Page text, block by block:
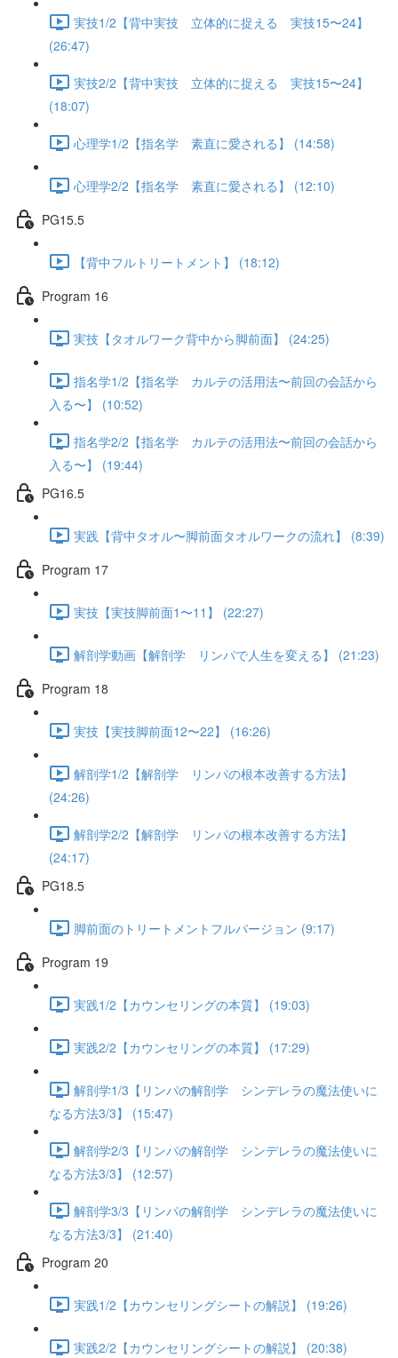
実技1/2【背中実技 立体的に捉える 実技15〜24】
(26:47)
実技2/2【背中実技 立体的に捉える 実技15〜24】
(18:07)
心理学1/2【指名学 素直に愛される】 (14:58)
心理学2/2【指名学 素直に愛される】 (12:10)
PG15.5
【背中フルトリートメント】 (18:12)
Program 16
実技【タオルワーク背中から脚前面】 (24:25)
指名学1/2【指名学 カルテの活用法〜前回の会話から
入る〜】 (10:52)
指名学2/2【指名学 カルテの活用法〜前回の会話から
入る〜】 (19:44)
PG16.5
実践【背中タオル〜脚前面タオルワークの流れ】 (8:39)
Program 17
実技【実技脚前面1〜11】 (22:27)
解剖学動画【解剖学 リンパで人生を変える】 (21:23)
Program 18
実技【実技脚前面12〜22】 (16:26)
解剖学1/2【解剖学 リンパの根本改善する方法】
(24:26)
解剖学2/2【解剖学 リンパの根本改善する方法】
(24:17)
PG18.5
脚前面のトリートメントフルバージョン (9:17)
Program 19
実践1/2【カウンセリングの本質】 (19:03)
実践2/2【カウンセリングの本質】 (17:29)
解剖学1/3【リンパの解剖学 シンデレラの魔法使いに
なる方法3/3】 (15:47)
解剖学2/3【リンパの解剖学 シンデレラの魔法使いに
なる方法3/3】 (12:57)
解剖学3/3【リンパの解剖学 シンデレラの魔法使いに
なる方法3/3】 (21:40)
Program 20
実践1/2【カウンセリングシートの解説】 (19:26)
実践2/2【カウンセリングシートの解説】 (20:38)